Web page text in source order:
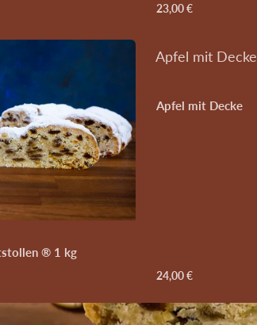
23,00 €
® 1 kg
Apfel mit Decke
Apfel mit Decke
24,00 €